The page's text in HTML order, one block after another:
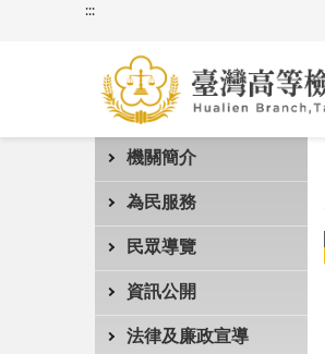
:::
機關簡介
為民服務
民眾導覽
資訊公開
法律及廉政宣導